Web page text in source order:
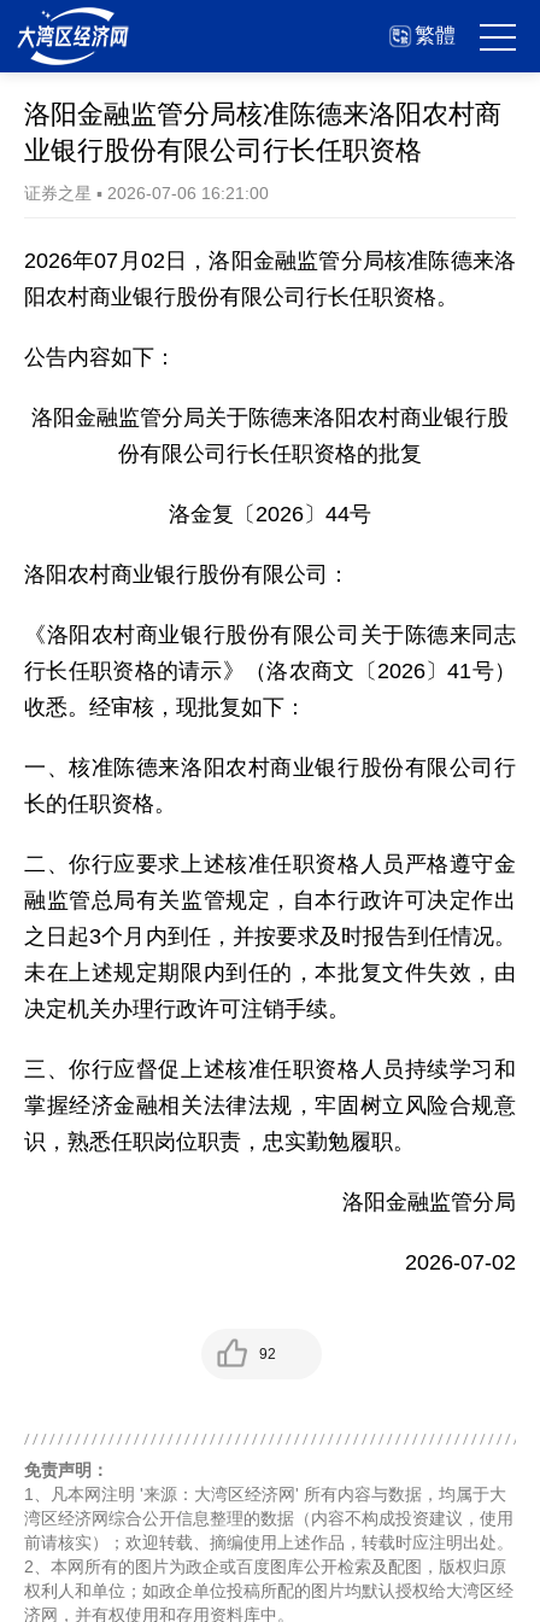
繁體
洛阳金融监管分局核准陈德来洛阳农村商
业银行股份有限公司行长任职资格
证券之星 ▪ 2026-07-06 16:21:00
2026年07月02日，洛阳金融监管分局核准陈德来洛
阳农村商业银行股份有限公司行长任职资格。
公告内容如下：
洛阳金融监管分局关于陈德来洛阳农村商业银行股
份有限公司行长任职资格的批复
洛金复〔2026〕44号
洛阳农村商业银行股份有限公司：
《洛阳农村商业银行股份有限公司关于陈德来同志
行长任职资格的请示》（洛农商文〔2026〕41号）
收悉。经审核，现批复如下：
一、核准陈德来洛阳农村商业银行股份有限公司行
长的任职资格。
二、你行应要求上述核准任职资格人员严格遵守金
融监管总局有关监管规定，自本行政许可决定作出
之日起3个月内到任，并按要求及时报告到任情况。
未在上述规定期限内到任的，本批复文件失效，由
决定机关办理行政许可注销手续。
三、你行应督促上述核准任职资格人员持续学习和
掌握经济金融相关法律法规，牢固树立风险合规意
识，熟悉任职岗位职责，忠实勤勉履职。
洛阳金融监管分局
2026-07-02
92
免责声明：
1、凡本网注明 '来源：大湾区经济网' 所有内容与数据，均属于大
湾区经济网综合公开信息整理的数据（内容不构成投资建议，使用
前请核实）；欢迎转载、摘编使用上述作品，转载时应注明出处。
2、本网所有的图片为政企或百度图库公开检索及配图，版权归原
权利人和单位；如政企单位投稿所配的图片均默认授权给大湾区经
济网，并有权使用和存用资料库中。